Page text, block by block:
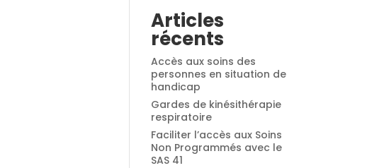
Articles
récents
Accès aux soins des
personnes en situation de
handicap
Gardes de kinésithérapie
respiratoire
Faciliter l’accès aux Soins
Non Programmés avec le
SAS 41